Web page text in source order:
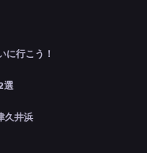
に行こう！
選
久井浜